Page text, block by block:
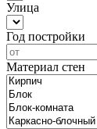
Улица
Год постройки
Материал стен